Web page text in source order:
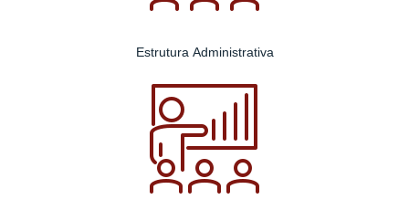
Estrutura Administrativa